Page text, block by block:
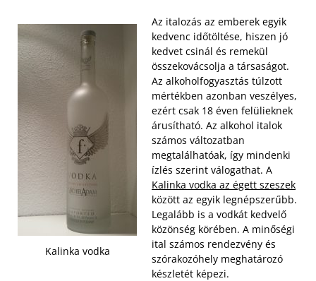
Kalinka vodka
Az italozás az emberek egyik
kedvenc időtöltése, hiszen jó
kedvet csinál és remekül
összekovácsolja a társaságot.
Az alkoholfogyasztás túlzott
mértékben azonban veszélyes,
ezért csak 18 éven felülieknek
árusítható. Az alkohol italok
számos változatban
megtalálhatóak, így mindenki
ízlés szerint válogathat. A
Kalinka vodka az égett szeszek
között az egyik legnépszerűbb.
Legalább is a vodkát kedvelő
közönség körében. A minőségi
ital számos rendezvény és
szórakozóhely meghatározó
készletét képezi.